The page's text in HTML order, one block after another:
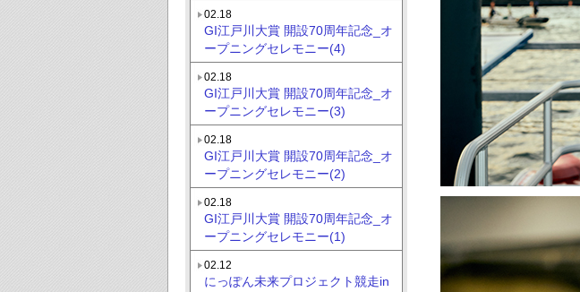
02.18
GI江戸川大賞 開設70周年記念_オ
ープニングセレモニー(4)
02.18
GI江戸川大賞 開設70周年記念_オ
ープニングセレモニー(3)
02.18
GI江戸川大賞 開設70周年記念_オ
ープニングセレモニー(2)
02.18
GI江戸川大賞 開設70周年記念_オ
ープニングセレモニー(1)
02.12
にっぽん未来プロジェクト競走in